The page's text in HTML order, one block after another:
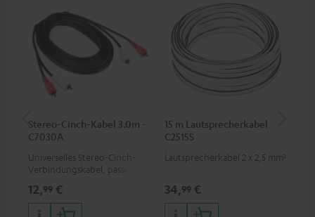
Stereo-Cinch-Kabel 3.0m -
C7030A
Universelles Stereo-Cinch-
Verbindungskabel, passend
Buchsen
12,99 €
15 m Lautsprecherkabel
C2515S
Lautsprecherkabel 2 x 2,5 mm²
34,99 €